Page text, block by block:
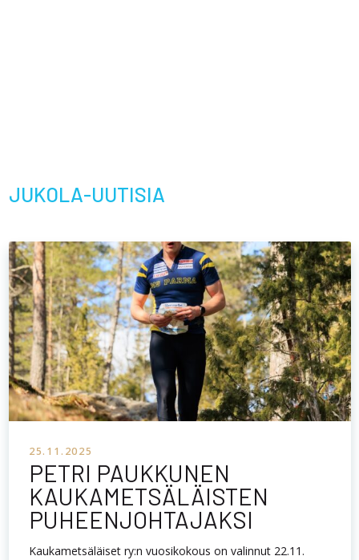
25.11.2025
PETRI PAUKKUNEN
KAUKAMETSÄLÄISTEN
PUHEENJOHTAJAKSI
Kaukametsäläiset ry:n vuosikokous on valinnut 22.11.
kaarinalaisen Petri Paukkusen. Jukolan viestin perustaja-
puheenjohtaja mikkeliläinen Juhani Sihvonen luopui […]